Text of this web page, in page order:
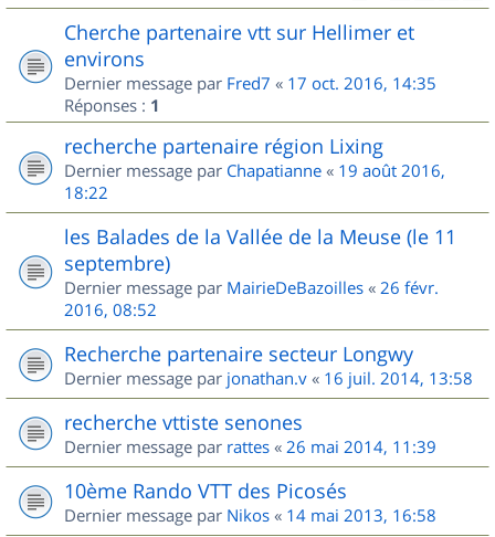
Cherche partenaire vtt sur Hellimer et
environs
Dernier message par Fred7 « 17 oct. 2016, 14:35
Réponses : 1
recherche partenaire région Lixing
Dernier message par Chapatianne « 19 août 2016,
18:22
les Balades de la Vallée de la Meuse (le 11
septembre)
Dernier message par MairieDeBazoilles « 26 févr.
2016, 08:52
Recherche partenaire secteur Longwy
Dernier message par jonathan.v « 16 juil. 2014, 13:58
recherche vttiste senones
Dernier message par rattes « 26 mai 2014, 11:39
10ème Rando VTT des Picosés
Dernier message par Nikos « 14 mai 2013, 16:58